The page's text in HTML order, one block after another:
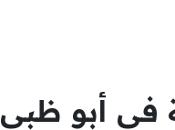
في أبو ظبي